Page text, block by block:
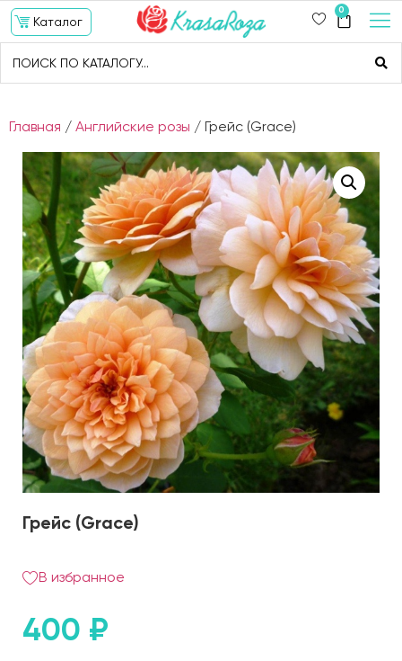
Каталог
0
Главная / Английские розы / Грейс (Grace)
Грейс (Grace)
В избранное
400 ₽